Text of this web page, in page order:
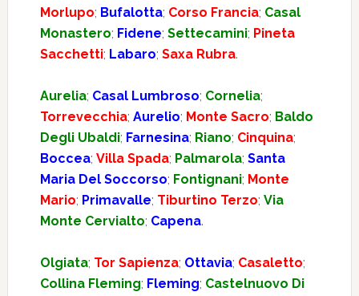
Morlupo; Bufalotta; Corso Francia; Casal
Monastero; Fidene; Settecamini; Pineta
Sacchetti; Labaro; Saxa Rubra.
Aurelia; Casal Lumbroso; Cornelia;
Torrevecchia; Aurelio; Monte Sacro; Baldo
Degli Ubaldi; Farnesina; Riano; Cinquina;
Boccea; Villa Spada; Palmarola; Santa
Maria Del Soccorso; Fontignani; Monte
Mario; Primavalle; Tiburtino Terzo; Via
Monte Cervialto; Capena.
Olgiata; Tor Sapienza; Ottavia; Casaletto;
Collina Fleming; Fleming; Castelnuovo Di